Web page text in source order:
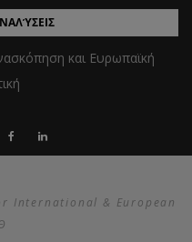
και Ευρωπαϊκή
International & European